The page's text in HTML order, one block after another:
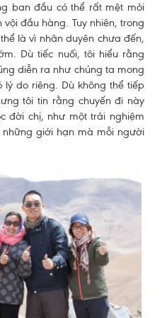
ban đầu có thể rất mệt mỏi
đầu hàng. Tuy nhiên, trong
là vì nhân duyên chưa đến,
Dù tiếc nuối, tôi hiểu rằng
diễn ra như chúng ta mong
do riêng. Dù không thể tiếp
tôi tin rằng chuyến đi này
đời chị, như một trải nghiệm
giới hạn mà mỗi người